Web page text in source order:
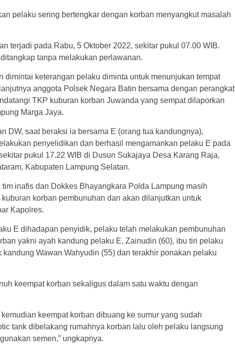
pelaku sering bertengkar dengan korban menyangkut masalah
terjadi pada Rabu, 5 Oktober 2022, sekitar pukul 07.00 WIB.
tanpa melakukan perlawanan.
dimintai keterangan pelaku diminta untuk menunjukan tempat
anggota Polsek Negara Batin bersama dengan perangkat
TKP kuburan korban Juwanda yang sempat dilaporkan
Marga Jaya.
DW, saat beraksi ia bersama E (orang tua kandungnya),
penyelidikan dan berhasil mengamankan pelaku E pada
pukul 17.22 WIB di Dusun Sukajaya Desa Karang Raja,
Kabupaten Lampung Selatan.
tim inafis dan Dokkes Bhayangkara Polda Lampung masih
korban pembunuhan dan akan dilanjutkan untuk
Kapolres.
E dihadapan penyidik, pelaku telah melakukan pembunuhan
yakni ayah kandung pelaku E, Zainudin (60), ibu tiri pelaku
kandung Wawan Wahyudin (55) dan terakhir ponakan pelaku
keempat korban sekaligus dalam satu waktu dengan
keempat korban dibuang ke sumur yang sudah
tank dibelakang rumahnya korban lalu oleh pelaku langsung
semen,” ungkapnya.